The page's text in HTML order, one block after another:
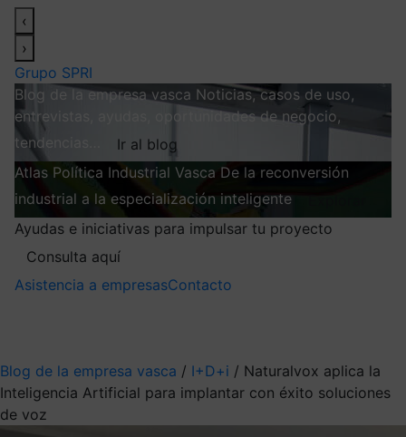
‹
›
Grupo SPRI
Blog de la empresa vasca Noticias, casos de uso,
entrevistas, ayudas, oportunidades de negocio,
tendencias…
Ir al blog
Atlas Política Industrial Vasca De la reconversión
industrial a la especialización inteligente
Ayudas e iniciativas para impulsar tu proyecto
Consulta aquí
Asistencia a empresasContacto
Blog de la empresa vasca / I+D+i / Naturalvox aplica la
Inteligencia Artificial para implantar con éxito soluciones
de voz